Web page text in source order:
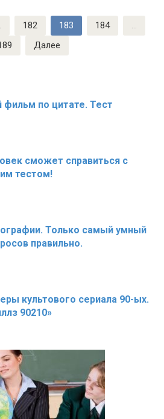
182 183 184
…
Далее
фильм по цитате. Тест
сможет справиться с
тестом!
Только самый умный
правильно.
культового сериала 90-ых.
90210»